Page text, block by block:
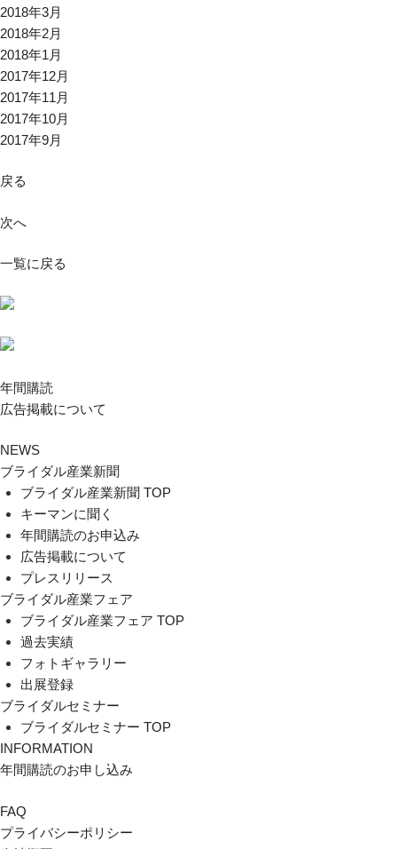
2018年3月
2018年2月
2018年1月
2017年12月
2017年11月
2017年10月
2017年9月
戻る
次へ
一覧に戻る
年間購読
広告掲載について
NEWS
ブライダル産業新聞
ブライダル産業新聞 TOP
キーマンに聞く
年間購読のお申込み
広告掲載について
プレスリリース
ブライダル産業フェア
ブライダル産業フェア TOP
過去実績
フォトギャラリー
出展登録
ブライダルセミナー
ブライダルセミナー TOP
INFORMATION
年間購読のお申し込み
FAQ
プライバシーポリシー